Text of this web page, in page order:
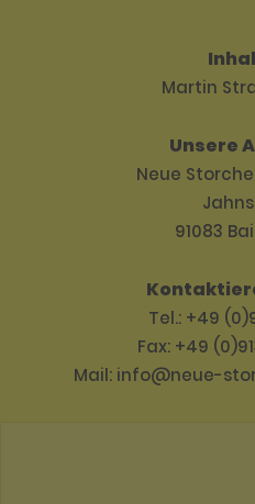
Martin
Unsere
Neue
91083
Tel.: +49
Fax: +49
Mail: info@neue-